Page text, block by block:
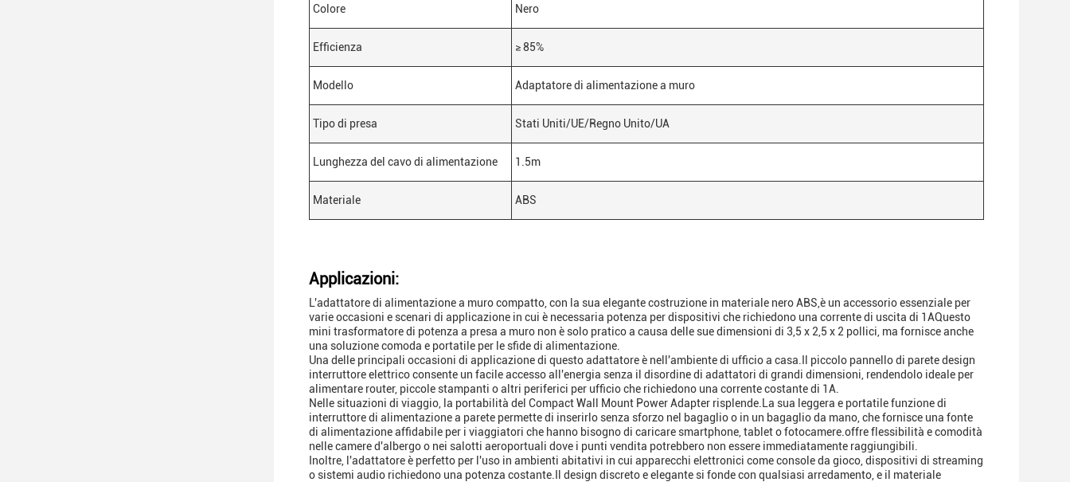
Colore Nero
Efficienza ≥ 85%
Modello Adaptatore di alimentazione a muro
Tipo di presa Stati Uniti/UE/Regno Unito/UA
Lunghezza del cavo di alimentazione 1.5m
Materiale ABS
Applicazioni:
L'adattatore di alimentazione a muro compatto, con la sua elegante costruzione in materiale nero ABS,è un accessorio essenziale per
varie occasioni e scenari di applicazione in cui è necessaria potenza per dispositivi che richiedono una corrente di uscita di 1AQuesto
mini trasformatore di potenza a presa a muro non è solo pratico a causa delle sue dimensioni di 3,5 x 2,5 x 2 pollici, ma fornisce anche
una soluzione comoda e portatile per le sfide di alimentazione.
Una delle principali occasioni di applicazione di questo adattatore è nell'ambiente di ufficio a casa.Il piccolo pannello di parete design
interruttore elettrico consente un facile accesso all'energia senza il disordine di adattatori di grandi dimensioni, rendendolo ideale per
alimentare router, piccole stampanti o altri periferici per ufficio che richiedono una corrente costante di 1A.
Nelle situazioni di viaggio, la portabilità del Compact Wall Mount Power Adapter risplende.La sua leggera e portatile funzione di
interruttore di alimentazione a parete permette di inserirlo senza sforzo nel bagaglio o in un bagaglio da mano, che fornisce una fonte
di alimentazione affidabile per i viaggiatori che hanno bisogno di caricare smartphone, tablet o fotocamere.offre flessibilità e comodità
nelle camere d'albergo o nei salotti aeroportuali dove i punti vendita potrebbero non essere immediatamente raggiungibili.
Inoltre, l'adattatore è perfetto per l'uso in ambienti abitativi in cui apparecchi elettronici come console da gioco, dispositivi di streaming
o sistemi audio richiedono una potenza costante.Il design discreto e elegante si fonde con qualsiasi arredamento, e il materiale